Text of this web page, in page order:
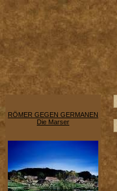
RÖMER GEGEN GERMANEN
Die Marser